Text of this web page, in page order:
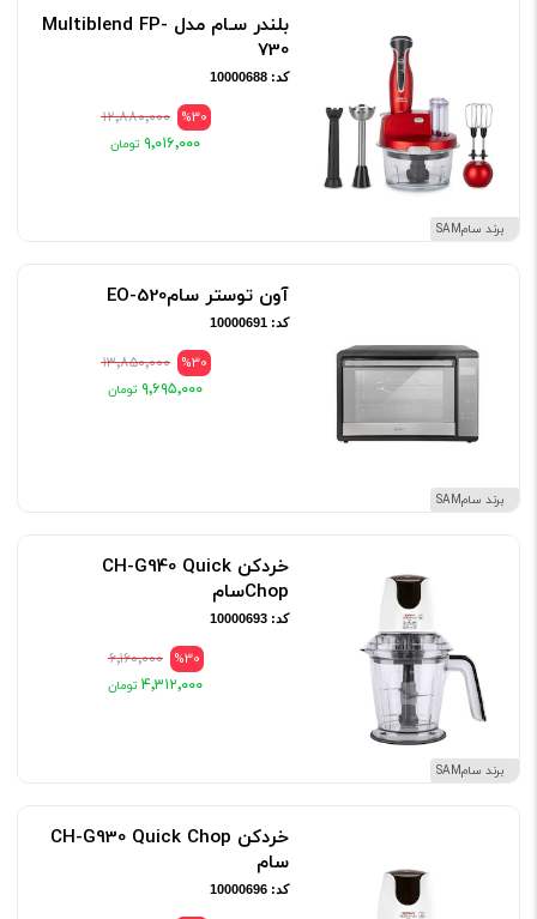
برند سامSAM
بلندر سـام مدل Multiblend FP-
730
کد: 10000688
%30 ۱۲٬۸۸۰٬۰۰۰
۹٬۰۱۶٬۰۰۰
برند سامSAM
آون توستر سامEO-520
کد: 10000691
%30 ۱۳٬۸۵۰٬۰۰۰
۹٬۶۹۵٬۰۰۰
برند سامSAM
خردکن CH-G940 Quick
Chopسام
کد: 10000693
%30 ۶٬۱۶۰٬۰۰۰
۴٬۳۱۲٬۰۰۰
خردکن CH-G930 Quick Chop
سام
کد: 10000696